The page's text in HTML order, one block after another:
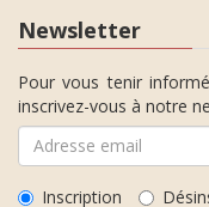
Newsletter
Pour vous tenir
inscrivez-vous à notre
Inscription